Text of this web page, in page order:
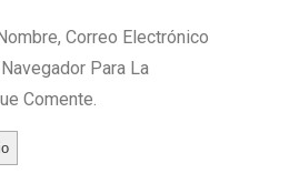
Correo Electrónico
Para La
Comente.